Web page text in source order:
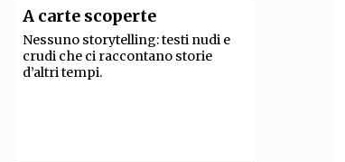
A carte scoperte
Nessuno storytelling: testi nudi e
crudi che ci raccontano storie
d’altri tempi.